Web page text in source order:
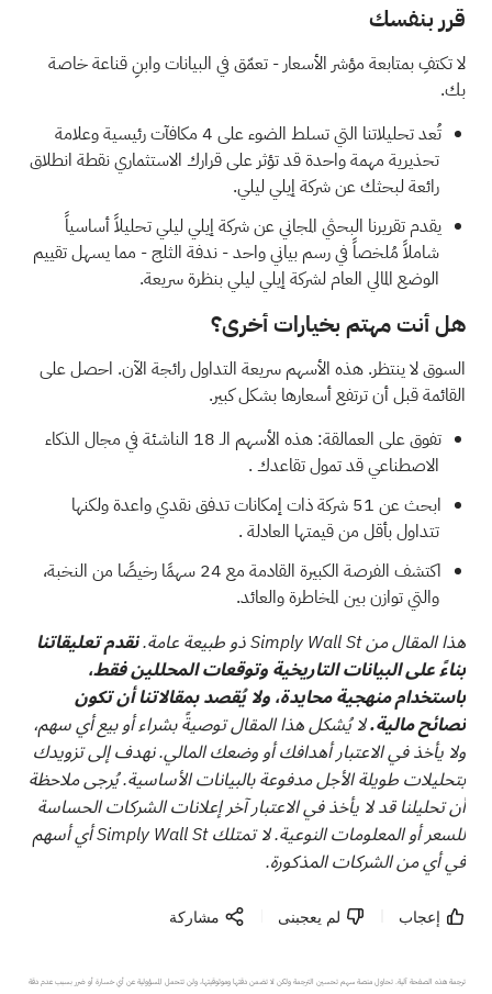
قرر بنفسك
لا تكتفِ بمتابعة مؤشر الأسعار - تعمّق في البيانات وابنِ قناعة خاصة
بك.
تُعد تحليلاتنا التي تسلط الضوء على 4 مكافآت رئيسية وعلامة
تحذيرية مهمة واحدةقد تؤثر على قرارك الاستثماري نقطة انطلاق
رائعة لبحثك عن شركة إيلي ليلي.
يقدم تقريرنا البحثي المجاني عن شركة إيلي ليليتحليلاً أساسياً
شاملاً مُلخصاً في رسم بياني واحد - ندفة الثلج - مما يسهل تقييم
الوضع المالي العام لشركة إيلي ليلي بنظرة سريعة.
هل أنت مهتم بخيارات أخرى؟
السوق لا ينتظر. هذه الأسهم سريعة التداول رائجة الآن. احصل على
القائمة قبل أن ترتفع أسعارها بشكل كبير.
تفوق على العمالقة: هذه
الأسهم الـ 18 الناشئة في مجال الذكاء
الاصطناعي قد تمول تقاعدك.
ابحث عن
51 شركة ذات إمكانات تدفق نقدي واعدة ولكنها
تتداول بأقل من قيمتها العادلة.
اكتشف الفرصة الكبيرة القادمة مع 24 سهمًا رخيصًا من النخبة،
والتي توازن بين المخاطرة والعائد.
هذا المقال من Simply Wall St ذو طبيعة عامة.
نقدم تعليقاتنا
بناءً على البيانات التاريخية وتوقعات المحللين فقط،
باستخدام منهجية محايدة، ولا يُقصد بمقالاتنا أن تكون
نصائح مالية.لا يُشكل هذا المقال توصيةً بشراء أو بيع أي سهم،
ولا يأخذ في الاعتبار أهدافك أو وضعك المالي. نهدف إلى تزويدك
بتحليلات طويلة الأجل مدفوعة بالبيانات الأساسية. يُرجى ملاحظة
أن تحليلنا قد لا يأخذ في الاعتبار آخر إعلانات الشركات الحساسة
للسعر أو المعلومات النوعية. لا تمتلك Simply Wall St أي أسهم
في أي من الشركات المذكورة.
إعجاب لم يعجبنى مشاركة
ترجمة هذه الصفحة آلية. تحاول منصة سهم تحسين الترجمة ولكن لا تضمن دقتها وموثوقيتها، ولن تتحمل المسؤولية عن أي خسارة أو ضرر بسبب عدم دقة